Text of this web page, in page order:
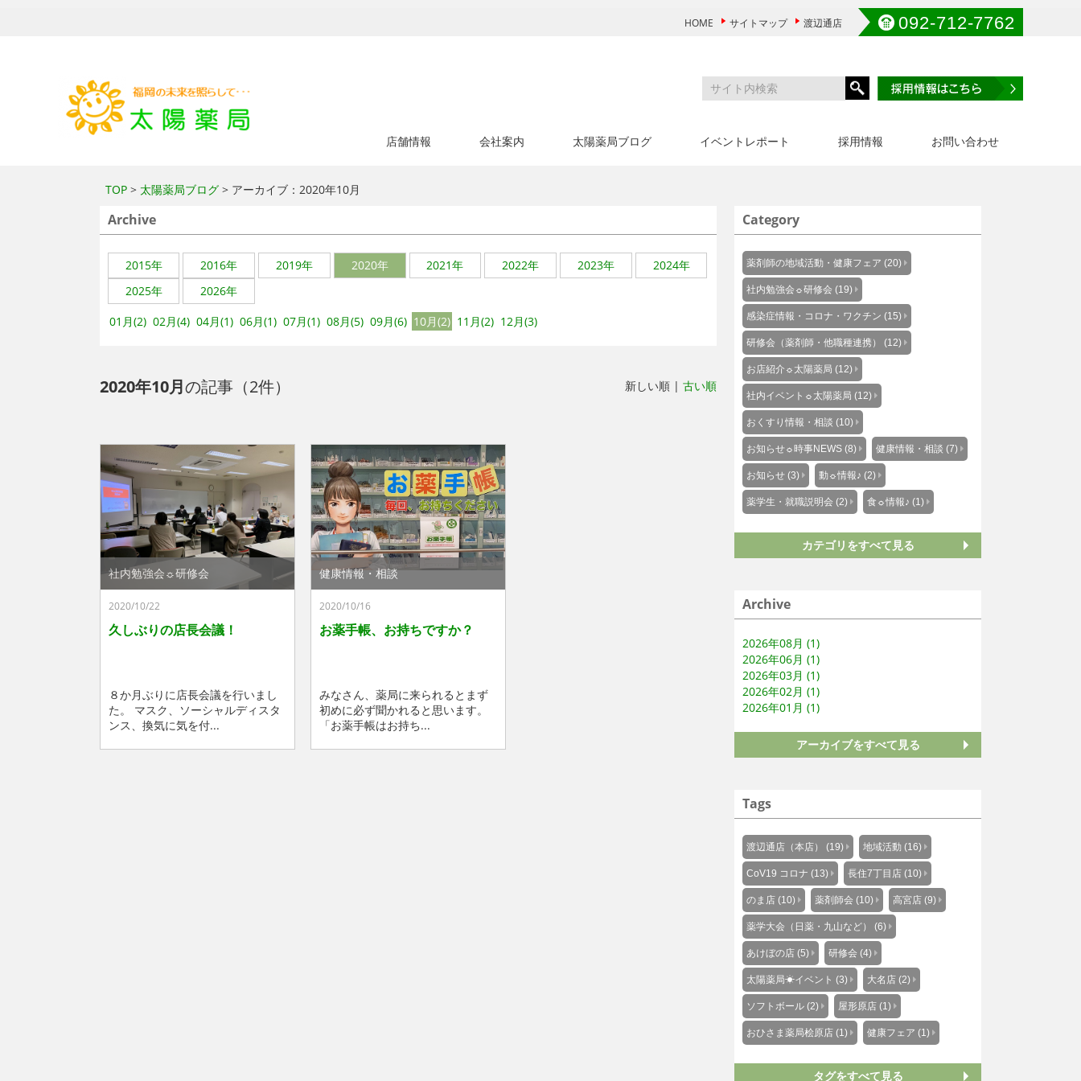
092-712-7762
HOME サイトマップ 渡辺通店
店舗情報 会社案内 太陽薬局ブログ イベントレポート 採用情報 お問い合わせ
TOP > 太陽薬局ブログ > アーカイブ：2020年10月
Archive
2015年 2016年 2019年 2020年 2021年 2022年 2023年
2024年
2025年
2026年
01月(2) 02月(4) 04月(1) 06月(1) 07月(1) 08月(5) 09月(6) 10月(2) 11月(2) 12月(3)
2020年10月の記事（2件） 新しい順 |古い順
社内勉強会☼研修会
2020/10/22
久しぶりの店長会議！
８か月ぶりに店長会議を行いまし
た。 マスク、ソーシャルディスタ
ンス、換気に気を付...
健康情報・相談
2020/10/16
お薬手帳、お持ちですか？
みなさん、薬局に来られるとまず
初めに必ず聞かれると思います。
「お薬手帳はお持ち...
Category
薬剤師の地域活動・健康フェア (20)
社内勉強会☼研修会 (19)
感染症情報・コロナ・ワクチン (15)
研修会（薬剤師・他職種連携） (12)
お店紹介☼太陽薬局 (12)
社内イベント☼太陽薬局 (12)
おくすり情報・相談 (10)
お知らせ☼時事NEWS (8) 健康情報・相談 (7)
お知らせ (3) 動☼情報♪ (2)
薬学生・就職説明会 (2) 食☼情報♪ (1)
カテゴリをすべて見る
Archive
2026年08月 (1)
2026年06月 (1)
2026年03月 (1)
2026年02月 (1)
2026年01月 (1)
アーカイブをすべて見る
Tags
渡辺通店（本店） (19) 地域活動 (16)
CoV19 コロナ (13) 長住7丁目店 (10)
のま店 (10) 薬剤師会 (10) 高宮店 (9)
薬学大会（日薬・九山など） (6)
あけぼの店 (5) 研修会 (4)
太陽薬局☀イベント (3) 大名店 (2)
ソフトボール (2) 屋形原店 (1)
おひさま薬局桧原店 (1) 健康フェア (1)
タグをすべて見る